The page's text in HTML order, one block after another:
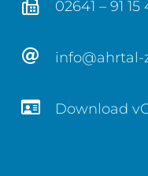
02641 – 91 15
info@ahrtal-
Download